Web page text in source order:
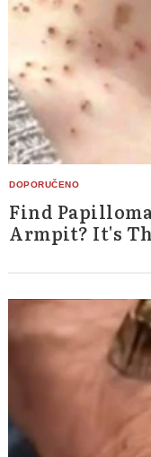
Find
Armpit? It's